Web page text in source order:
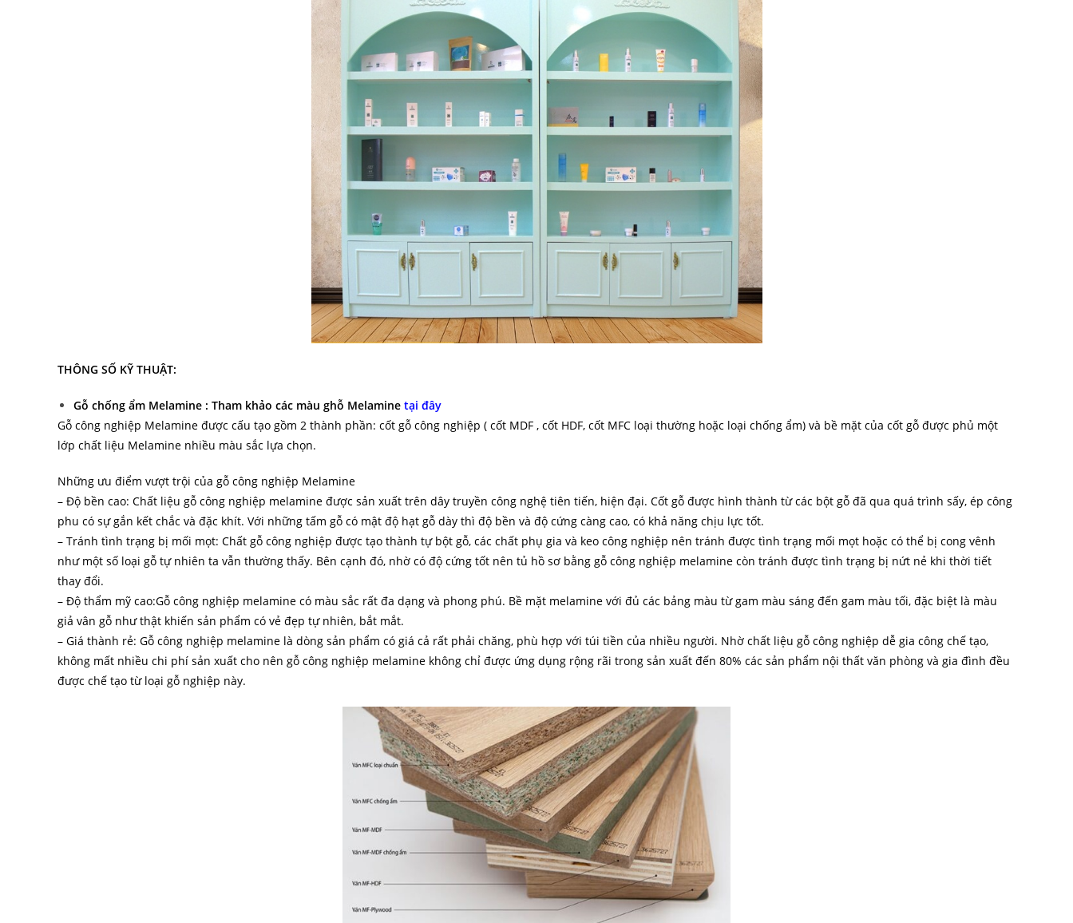
THÔNG SỐ KỸ THUẬT:
Gỗ chống ẩm Melamine : Tham khảo các màu ghỗ Melamine tại đây
Gỗ công nghiệp Melamine được cấu tạo gồm 2 thành phần: cốt gỗ công nghiệp ( cốt MDF , cốt HDF, cốt MFC loại thường hoặc loại chống ẩm) và bề mặt của cốt gỗ được phủ một
lớp chất liệu Melamine nhiều màu sắc lựa chọn.
Những ưu điểm vượt trội của gỗ công nghiệp Melamine
– Độ bền cao: Chất liệu gỗ công nghiệp melamine được sản xuất trên dây truyền công nghệ tiên tiến, hiện đại. Cốt gỗ được hình thành từ các bột gỗ đã qua quá trình sấy, ép công
phu có sự gắn kết chắc và đặc khít. Với những tấm gỗ có mật độ hạt gỗ dày thì độ bền và độ cứng càng cao, có khả năng chịu lực tốt.
– Tránh tình trạng bị mối mọt: Chất gỗ công nghiệp được tạo thành tự bột gỗ, các chất phụ gia và keo công nghiệp nên tránh được tình trạng mối mọt hoặc có thể bị cong vênh
như một số loại gỗ tự nhiên ta vẫn thường thấy. Bên cạnh đó, nhờ có độ cứng tốt nên tủ hồ sơ bằng gỗ công nghiệp melamine còn tránh được tình trạng bị nứt nẻ khi thời tiết
thay đổi.
– Độ thẩm mỹ cao:Gỗ công nghiệp melamine có màu sắc rất đa dạng và phong phú. Bề mặt melamine với đủ các bảng màu từ gam màu sáng đến gam màu tối, đặc biệt là màu
giả vân gỗ như thật khiến sản phẩm có vẻ đẹp tự nhiên, bắt mắt.
– Giá thành rẻ: Gỗ công nghiệp melamine là dòng sản phẩm có giá cả rất phải chăng, phù hợp với túi tiền của nhiều người. Nhờ chất liệu gỗ công nghiệp dễ gia công chế tạo,
không mất nhiều chi phí sản xuất cho nên gỗ công nghiệp melamine không chỉ được ứng dụng rộng rãi trong sản xuất đến 80% các sản phẩm nội thất văn phòng và gia đình đều
được chế tạo từ loại gỗ nghiệp này.